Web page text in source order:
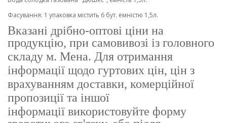
Фасування: 1 упаковка містить 6 бут. емністю 1,5л.
Вказані дрібно-оптові ціни на
продукцію, при самовивозі із головного
складу м. Мена. Для отримання
інформації щодо гуртових цін, цін з
врахуванням доставки, комерційної
пропозиції та іншої
інформації використовуйте форму